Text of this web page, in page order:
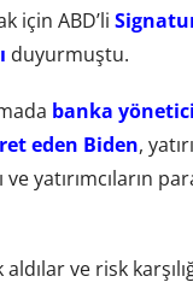
için ABD’li
duyurmuştu.
banka
eden Biden,
yatırımcıların
ve risk